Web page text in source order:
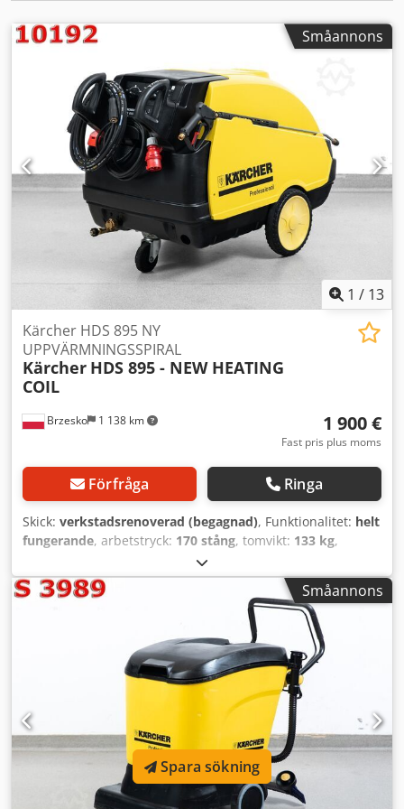
bygg, logistik och jordbruk. Alla maskiner vi erbjuder har
individuellt tagna bilder – du köper exakt den maskin du
ser på bilden. Tekniska data: Motor: Honda GX 390 bensin
Pumpeffekt [l/h]: 930 Arbetstryck [bar]: 230 Max tryck [bar]:
250 Vikt [kg]: 66 Mått (L x B x H) (mm): 1044 x 549 x 662
Slanglängd [m]: 10 Utrustning: NY tryckpistol från tyska
märket R+M NY 900mm lans i rostfritt stål NY förstärkt 10
m slang med stålförstärkning NYTT munstycke Vattenfilter
och GEKA-koppling ingår kostnadsfritt i setet.
Dwodpfjzkulasx Alfoa
Småannons
1 / 13
Brzesko 1 138 km
Kärcher HDS 895 NY
UPPVÄRMNINGSSPIRAL
Kärcher HDS 895 - NEW HEATING
COIL
1 900 €
Fast pris plus moms
Förfråga Ringa
Skick: verkstadsrenoverad (begagnad), Funktionalitet: helt
fungerande, arbetstryck: 170 stång, tomvikt: 133 kg,
, garantitid:6 månader
°C, Högtryckstvätten Kärcher HDS 895 är en mycket effektiv
maskin som även lämpar sig för de tuffaste jobben i stora
anläggningar. Vid den omfattande inspektionen och
renoveringen kontrollerade vårt serviceteam maskinen
ingående i alla funktioner. Alla mekaniska slitdelar med
tecken på slitage har ersatts med nya, däribland:
keramiska kolvar, packningar, lager och alla O-ringar. Detta
säkerställer en lång och problemfri drift utan behov av
ytterligare investeringar i maskinen framöver.
Produktfördelar: NY VÄRMSPIRAL Maskinen levereras med
ny utrustning, bland annat en pistol från det tyska märket
R+M, ett rostfritt stålrör, en slang med stålinlägg samt ett
Småannons
Spara sökning